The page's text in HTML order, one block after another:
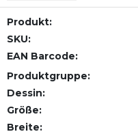
Produkt:
SKU:
EAN Barcode:
Produktgruppe:
Dessin:
Größe:
Breite: